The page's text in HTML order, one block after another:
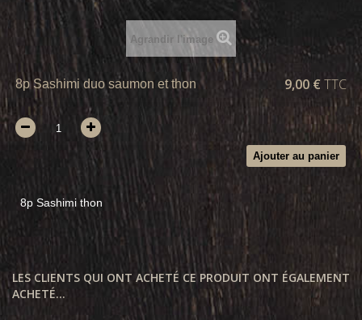
Agrandir l'image
8p Sashimi duo saumon et thon 9,00 €TTC
Ajouter au panier
8p Sashimi thon
LES CLIENTS QUI ONT ACHETÉ CE PRODUIT ONT ÉGALEMENT
ACHETÉ...